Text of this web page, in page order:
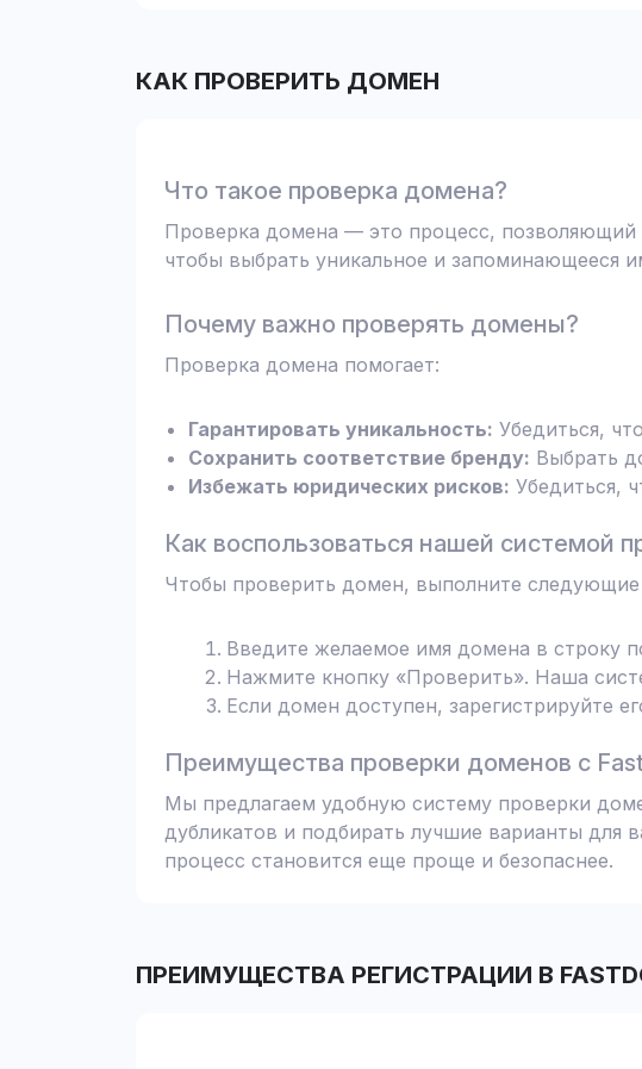
КАК ПРОВЕРИТЬ ДОМЕН
Что такое проверка домена?
Проверка домена — это процесс, позволяющий
чтобы выбрать уникальное и запоминающееся
Почему важно проверять домены?
Проверка домена помогает:
Гарантировать уникальность: Убедиться,
Сохранить соответствие бренду: Выбрать
Избежать юридических рисков: Убедиться,
Как воспользоваться нашей системой
Чтобы проверить домен, выполните
Введите желаемое имя домена в строку
Нажмите кнопку «Проверить». Наша
Если домен доступен, зарегистрируйте
Преимущества проверки доменов с
Мы предлагаем удобную систему проверки
дубликатов и подбирать лучшие варианты для
процесс становится еще проще и безопаснее.
ПРЕИМУЩЕСТВА РЕГИСТРАЦИИ В